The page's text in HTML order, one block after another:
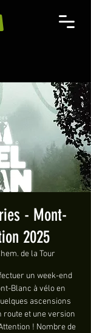
- Mont-
2025
de la Tour
un week-end
Blanc à vélo en
ascensions
route et une version
! Nombre de